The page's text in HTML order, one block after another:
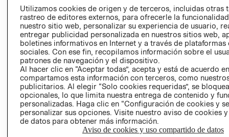
RELACIÓN CON
INVERSIONISTAS
POLÍTICA
EMPRESARIAL
- RETIRO EN
TIENDA
TÉRMINOS Y
CONDICIONES
AVISO DE
PRIVACIDAD
GIFT CARD
AVISO DE
COOKIES
Utilizamos cookies de origen y de terceros, incluidas otras
rastreo de editores externos, para ofrecerle la
nuestro sitio web, personalizar su experiencia de usuario,
entregar publicidad personalizada en nuestros sitios web,
boletines informativos en Internet y a través de plataformas
sociales. Con ese fin, recopilamos información sobre el
patrones de navegación y el dispositivo.
Al hacer clic en “Aceptar todas”, acepta y está de acuerdo
compartamos esta información con terceros, como
publicitarios. Al elegir “Solo cookies requeridas”, se
opcionales, lo que limita nuestra entrega de contenido y
personalizadas. Haga clic en “Configuración de cookies y
personalizar sus opciones. Visite nuestro aviso de cookies
de datos para obtener más información.
Aviso de cookies y uso compartido de datos